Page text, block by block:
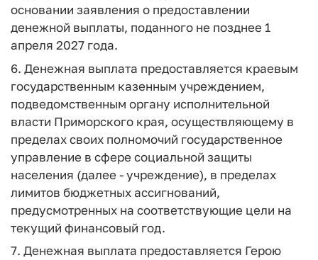
основании заявления о предоставлении
денежной выплаты, поданного не позднее 1
апреля 2027 года.
6. Денежная выплата предоставляется краевым
государственным казенным учреждением,
подведомственным органу исполнительной
власти Приморского края, осуществляющему в
пределах своих полномочий государственное
управление в сфере социальной защиты
населения (далее - учреждение), в пределах
лимитов бюджетных ассигнований,
предусмотренных на соответствующие цели на
текущий финансовый год.
7. Денежная выплата предоставляется Герою